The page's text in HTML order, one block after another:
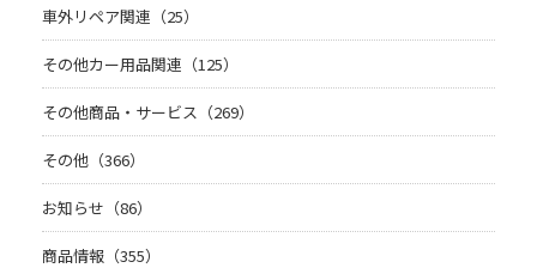
車外リペア関連（25）
その他カー用品関連（125）
その他商品・サービス（269）
その他（366）
お知らせ（86）
商品情報（355）